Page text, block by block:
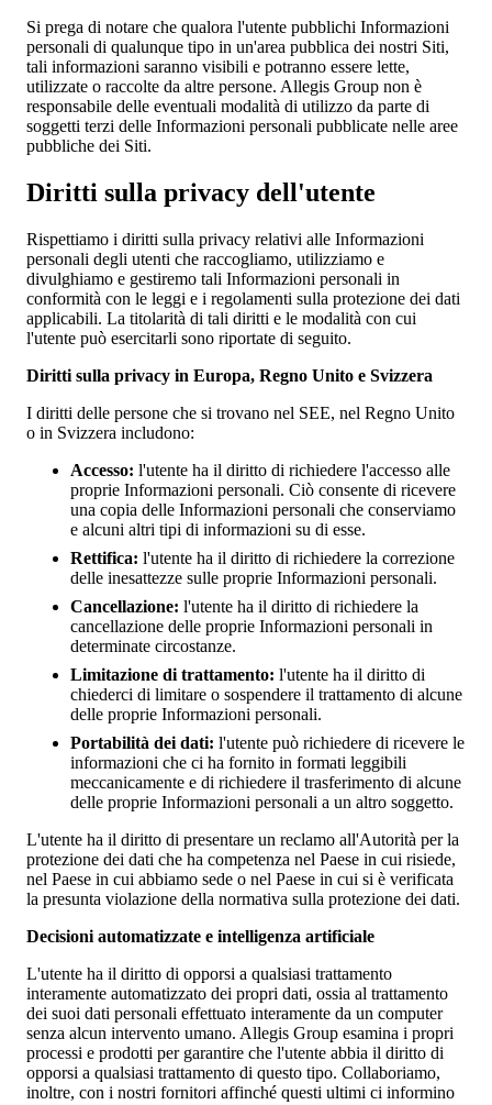
Si prega di notare che qualora l'utente pubblichi Informazioni
personali di qualunque tipo in un'area pubblica dei nostri Siti,
tali informazioni saranno visibili e potranno essere lette,
utilizzate o raccolte da altre persone. Allegis Group non è
responsabile delle eventuali modalità di utilizzo da parte di
soggetti terzi delle Informazioni personali pubblicate nelle aree
pubbliche dei Siti.
Diritti sulla privacy dell'utente
Rispettiamo i diritti sulla privacy relativi alle Informazioni
personali degli utenti che raccogliamo, utilizziamo e
divulghiamo e gestiremo tali Informazioni personali in
conformità con le leggi e i regolamenti sulla protezione dei dati
applicabili. La titolarità di tali diritti e le modalità con cui
l'utente può esercitarli sono riportate di seguito.
Diritti sulla privacy in Europa, Regno Unito e Svizzera
I diritti delle persone che si trovano nel SEE, nel Regno Unito
o in Svizzera includono:
Accesso: l'utente ha il diritto di richiedere l'accesso alle
proprie Informazioni personali. Ciò consente di ricevere
una copia delle Informazioni personali che conserviamo
e alcuni altri tipi di informazioni su di esse.
Rettifica: l'utente ha il diritto di richiedere la correzione
delle inesattezze sulle proprie Informazioni personali.
Cancellazione: l'utente ha il diritto di richiedere la
cancellazione delle proprie Informazioni personali in
determinate circostanze.
Limitazione di trattamento: l'utente ha il diritto di
chiederci di limitare o sospendere il trattamento di alcune
delle proprie Informazioni personali.
Portabilità dei dati: l'utente può richiedere di ricevere le
informazioni che ci ha fornito in formati leggibili
meccanicamente e di richiedere il trasferimento di alcune
delle proprie Informazioni personali a un altro soggetto.
L'utente ha il diritto di presentare un reclamo all'Autorità per la
protezione dei dati che ha competenza nel Paese in cui risiede,
nel Paese in cui abbiamo sede o nel Paese in cui si è verificata
la presunta violazione della normativa sulla protezione dei dati.
Decisioni automatizzate e intelligenza artificiale
L'utente ha il diritto di opporsi a qualsiasi trattamento
interamente automatizzato dei propri dati, ossia al trattamento
dei suoi dati personali effettuato interamente da un computer
senza alcun intervento umano. Allegis Group esamina i propri
processi e prodotti per garantire che l'utente abbia il diritto di
opporsi a qualsiasi trattamento di questo tipo. Collaboriamo,
inoltre, con i nostri fornitori affinché questi ultimi ci informino